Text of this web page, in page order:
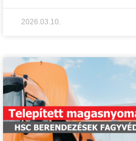
2026.03.10.